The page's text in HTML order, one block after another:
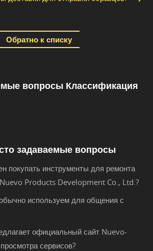
Обратно к списку
вопросы Классификация
задаваемые вопросы
покупать инструменты для ремонта
Products Development Co., Ltd.?
используем для общения с
официальный сайт Nuevo-
сервисов?